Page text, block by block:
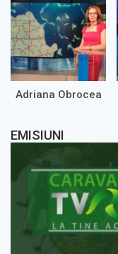
Adriana Obrocea
EMISIUNI